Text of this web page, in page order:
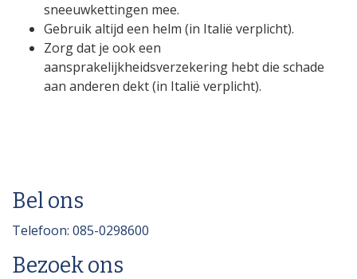
sneeuwkettingen mee.
Gebruik altijd een helm (in Italië verplicht).
Zorg dat je ook een
aansprakelijkheidsverzekering hebt die schade
aan anderen dekt (in Italië verplicht).
Bel ons
Telefoon: 085-0298600
Bezoek ons